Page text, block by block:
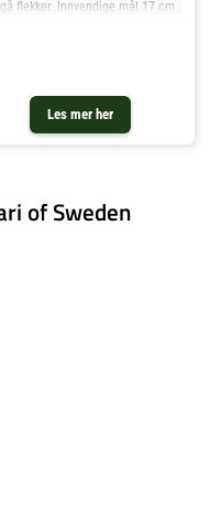
Les mer her
flekker. Innvendige mål 17 cm
of Sweden